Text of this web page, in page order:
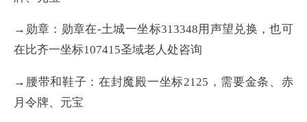
→勋章：勋章在-土城一坐标313348用声望兑换，也可
在比齐一坐标107415圣域老人处咨询
→腰带和鞋子：在封魔殿一坐标2125，需要金条、赤
月令牌、元宝